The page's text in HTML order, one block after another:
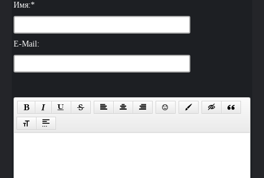
Имя:*
E-Mail: